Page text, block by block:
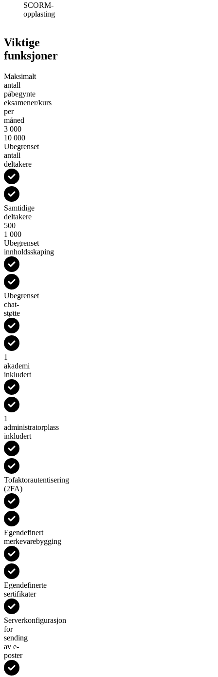
SCORM-
opplasting
Viktige
funksjoner
Maksimalt
antall
påbegynte
eksamener/kurs
per
måned
3 000
10 000
Ubegrenset
antall
deltakere
Samtidige
deltakere
500
1 000
Ubegrenset
innholdsskaping
Ubegrenset
chat-
støtte
1
akademi
inkludert
1
administratorplass
inkludert
Tofaktorautentisering
(2FA)
Egendefinert
merkevarebygging
Egendefinerte
sertifikater
Serverkonfigurasjon
for
sending
av e-
poster